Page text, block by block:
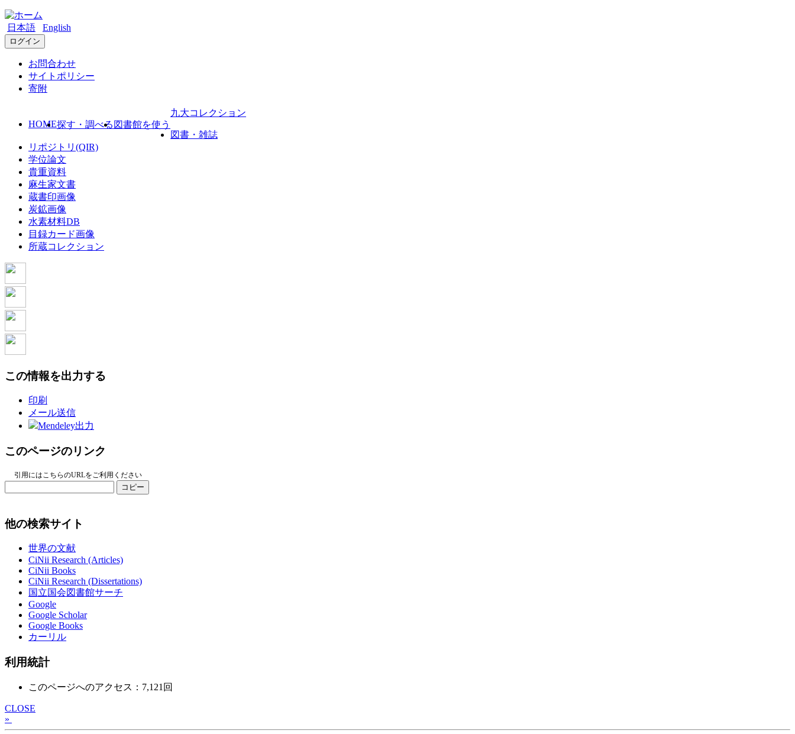
日本語 English
ログイン
お問合わせ
サイトポリシー
寄附
HOME探す・調べる 図書館を使う
九大コレクション
図書・雑誌
リポジトリ(QIR)
学位論文
貴重資料
麻生家文書
蔵書印画像
炭鉱画像
水素材料DB
目録カード画像
所蔵コレクション
この情報を出力する
印刷
メール送信
Mendeley出力
このページのリンク
引用にはこちらのURLをご利用ください
コピー
他の検索サイト
世界の文献
CiNii Research (Articles)
CiNii Books
CiNii Research (Dissertations)
国立国会図書館サーチ
Google
Google Scholar
Google Books
カーリル
利用統計
このページへのアクセス：7,121回
CLOSE
»